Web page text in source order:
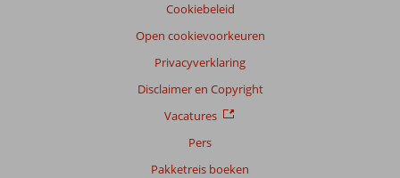
Cookiebeleid
Open cookievoorkeuren
Privacyverklaring
Disclaimer en Copyright
Vacatures
Pers
Pakketreis boeken